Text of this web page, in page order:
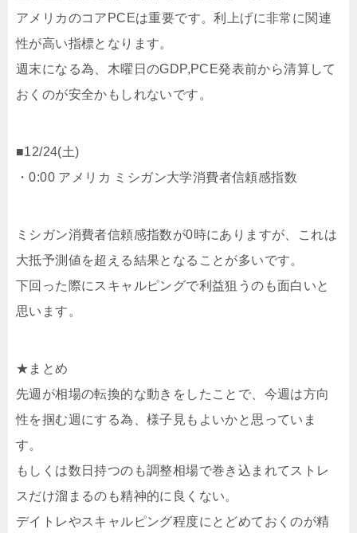
アメリカのコアPCEは重要です。利上げに非常に関連
性が高い指標となります。
週末になる為、木曜日のGDP,PCE発表前から清算して
おくのが安全かもしれないです。
■12/24(土)
・0:00 アメリカ ミシガン大学消費者信頼感指数
ミシガン消費者信頼感指数が0時にありますが、これは
大抵予測値を超える結果となることが多いです。
下回った際にスキャルピングで利益狙うのも面白いと
思います。
★まとめ
先週が相場の転換的な動きをしたことで、今週は方向
性を掴む週にする為、様子見もよいかと思っていま
す。
もしくは数日持つのも調整相場で巻き込まれてストレ
スだけ溜まるのも精神的に良くない。
デイトレやスキャルピング程度にとどめておくのが精